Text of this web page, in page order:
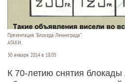
Презентация "Блокада Ленинграда".
АГАКИ.
30 января 2014 в 18:05
К 70-летию снятия блокады